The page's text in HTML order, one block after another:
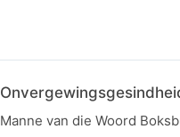
Manne van die Woord